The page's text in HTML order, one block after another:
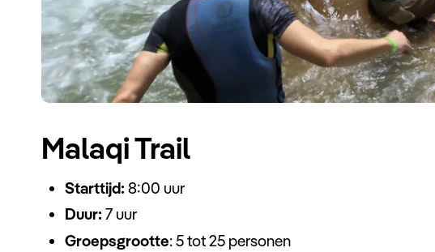
Malaqi Trail
Starttijd: 8:00 uur
Duur: 7 uur
Groepsgrootte: 5 tot 25 personen